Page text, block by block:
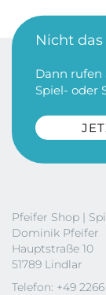
Nicht
Dann rufen
Spiel- oder
Pfeifer Shop |
Dominik Pfeifer
Hauptstraße 10
51789 Lindlar
Telefon: +49 2266